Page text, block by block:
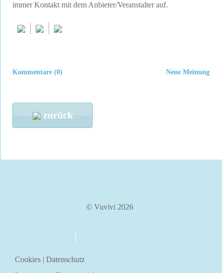
immer Kontakt mit dem Anbieter/Veranstalter auf.
Neue Meinung
Kommentare (0)
zurück
© Vuvivi 2026
Cookies | Datenschutz